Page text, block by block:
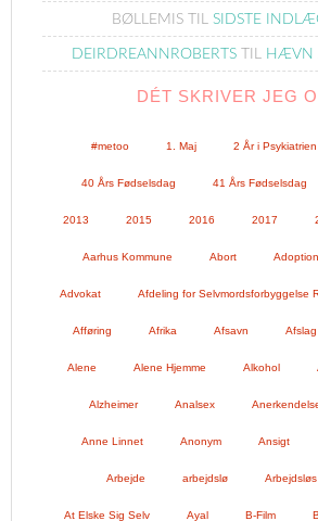
BØLLEMIS TIL SIDSTE
DEIRDREANNROBERTS TIL HÆVN
DÉT SKRIVER JEG
#metoo 1. Maj 2 År i Psykiatrien
40 Års Fødselsdag 41 Års Fødselsdag
2013 2015 2016 2017
Aarhus Kommune Abort Adoption
Advokat Afdeling for Selvmordsforbyggelse
Afføring Afrika Afsavn Afslag
Alene Alene Hjemme Alkohol
Alzheimer Analsex
Anne Linnet Anonym Ansigt
Arbejde arbejdslø Arbejdsløs
At Elske Sig Selv Ayal B-Film